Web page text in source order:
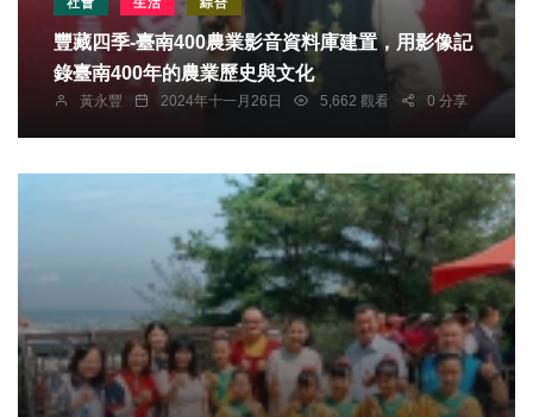
豐藏四季-臺南400農業影音資料庫建置，用影像記
錄臺南400年的農業歷史與文化
黃永豐 2024年十一月26日 5,662 觀看 0 分享